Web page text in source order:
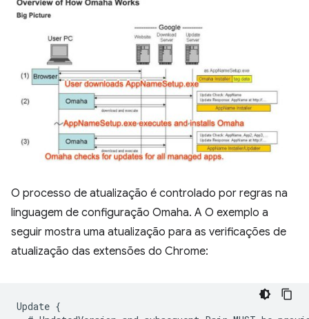
O processo de atualização é controlado por regras na
linguagem de configuração Omaha. A O exemplo a
seguir mostra uma atualização para as verificações de
atualização das extensões do Chrome:
Update {